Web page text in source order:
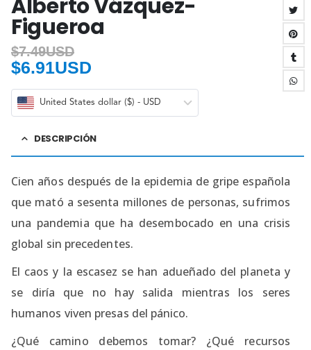
Alberto Vázquez-
Figueroa
$7.49USD
$6.91USD
United States dollar ($) - USD
DESCRIPCIÓN
Cien años después de la epidemia de gripe española
que mató a sesenta millones de personas, sufrimos
una pandemia que ha desembocado en una crisis
global sin precedentes.
El caos y la escasez se han adueñado del planeta y
se diría que no hay salida mientras los seres
humanos viven presas del pánico.
¿Qué camino debemos tomar? ¿Qué recursos